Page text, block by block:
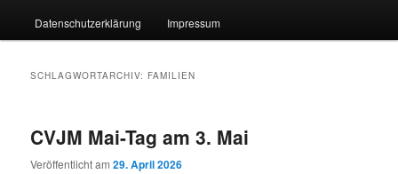
Datenschutzerklärung Impressum
SCHLAGWORTARCHIV: FAMILIEN
CVJM Mai-Tag am 3. Mai
Veröffentlicht am29. April 2026